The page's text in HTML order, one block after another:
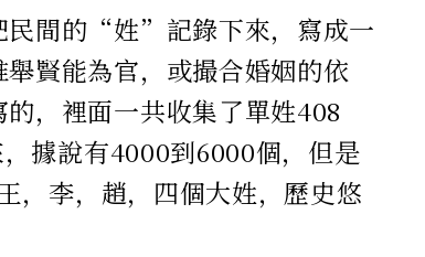
民間的“姓”記錄下來，寫成一
賢能為官，或撮合婚姻的依
，裡面一共收集了單姓408
據說有4000到6000個，但是
，李，趙，四個大姓，歷史悠